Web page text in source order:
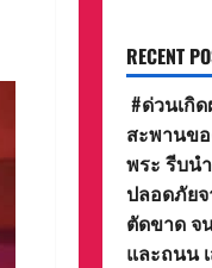
RECENT
#ด่วนเกิ
สะพานข
พระ รีบน
ปลอดภัย
ตัดขาด จ
และถนน